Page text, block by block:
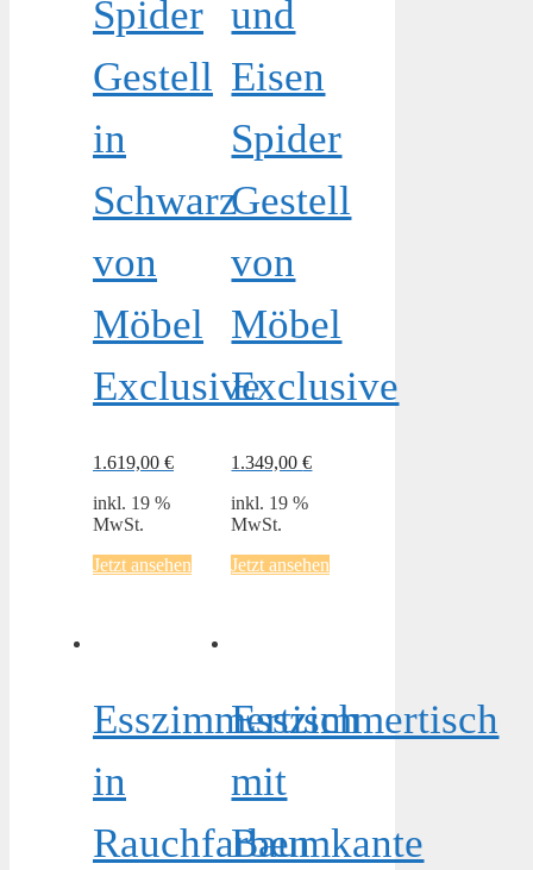
Spider
Gestell
in
Schwarz
von
Möbel
Exclusive
1.619,00 €
inkl. 19 %
MwSt.
Jetzt ansehen
und
Eisen
Spider
Gestell
von
Möbel
Exclusive
1.349,00€
inkl. 19 %
MwSt.
Jetzt ansehen
Esszimmertisch
in
Rauchfarben
Esszimmertisch
mit
Baumkante